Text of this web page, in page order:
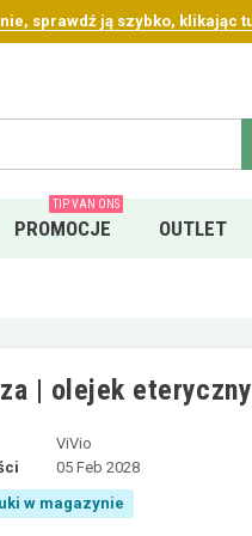
sprawdź ją szybko, klikając
PROMOCJE
TIP VAN ONS
OUTLET
| olejek eteryczny
ViVio
05 Feb 2028
w magazynie